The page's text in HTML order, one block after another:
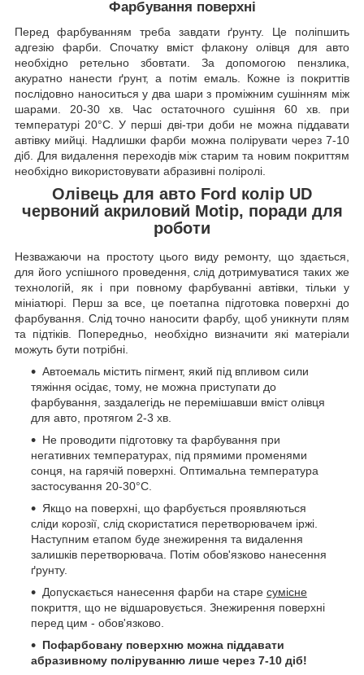
Фарбування поверхні
Перед фарбуванням треба завдати ґрунту. Це поліпшить
адгезію фарби. Спочатку вміст флакону олівця для авто
необхідно ретельно збовтати. За допомогою пензлика,
акуратно нанести ґрунт, а потім емаль. Кожне із покриттів
послідовно наноситься у два шари з проміжним сушінням між
шарами. 20-30 хв. Час остаточного сушіння 60 хв. при
температурі 20°C. У перші дві-три доби не можна піддавати
автівку мийці. Надлишки фарби можна полірувати через 7-10
діб. Для видалення переходів між старим та новим покриттям
необхідно використовувати абразивні поліролі.
Олівець для авто Ford колір UD
червоний акриловий Motip, поради для
роботи
Незважаючи на простоту цього виду ремонту, що здається,
для його успішного проведення, слід дотримуватися таких же
технологій, як і при повному фарбуванні автівки, тільки у
мініатюрі. Перш за все, це поетапна підготовка поверхні до
фарбування. Слід точно наносити фарбу, щоб уникнути плям
та підтіків. Попередньо, необхідно визначити які матеріали
можуть бути потрібні.
Автоемаль містить пігмент, який під впливом сили
тяжіння осідає, тому, не можна приступати до
фарбування, заздалегідь не перемішавши вміст олівця
для авто, протягом 2-3 хв.
Не проводити підготовку та фарбування при
негативних температурах, під прямими променями
сонця, на гарячій поверхні. Оптимальна температура
застосування 20-30°C.
Якщо на поверхні, що фарбується проявляються
сліди корозії, слід скористатися перетворювачем іржі.
Наступним етапом буде знежирення та видалення
залишків перетворювача. Потім обов'язково нанесення
ґрунту.
Допускається нанесення фарби на старе сумісне
покриття, що не відшаровується. Знежирення поверхні
перед цим - обов'язково.
Пофарбовану поверхню можна піддавати
абразивному поліруванню лише через 7-10 діб!